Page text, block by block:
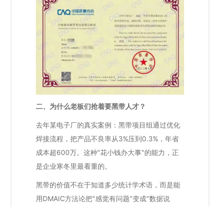
二、为什么老板们抢着要黑带人才？
去年某电子厂的真实案例：黑带项目组通过优化
焊接流程，把产品不良率从3%压到0.3%，年省
成本超600万。这种"花小钱办大事"的能力，正
是企业寒冬里最看重的。
黑带的价值不在于知道多少统计学术语，而是能
用DMAIC方法论把"感觉有问题"变成"数据说